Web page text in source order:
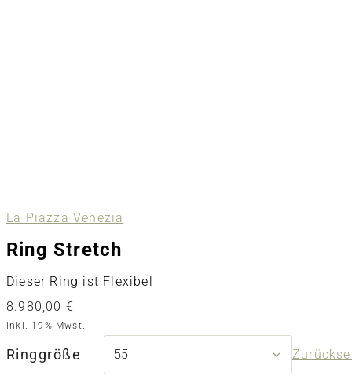
La Piazza Venezia
Ring Stretch
Dieser Ring ist Flexibel
8.980,00 €
inkl. 19% Mwst.
Ringgröße